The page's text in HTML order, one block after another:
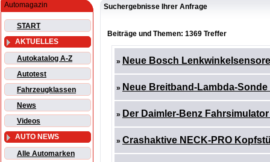
Automagazin
START
AKTUELLES
Autokatalog A-Z
Autotest
Fahrzeugklassen
News
Videos
AUTO NEWS
Alle Automarken
Suchergebnisse Ihrer Anfrage
Beiträge und Themen: 1369 Treffer
» Neue Bosch
» Neue Breitband-Lambda-
» Der Daimler-Benz
» Crashaktive NECK-PRO